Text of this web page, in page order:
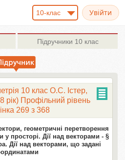
10-клас
Підручники 10 клас
10 клас О.С. Істер,
рік) Профільний рівень
269 з 368
геометричні перетворення
у просторі. Дії над векторами - §
Дії над векторами, що задані